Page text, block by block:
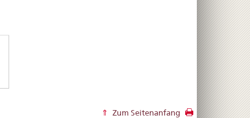
Zum Seitenanfang